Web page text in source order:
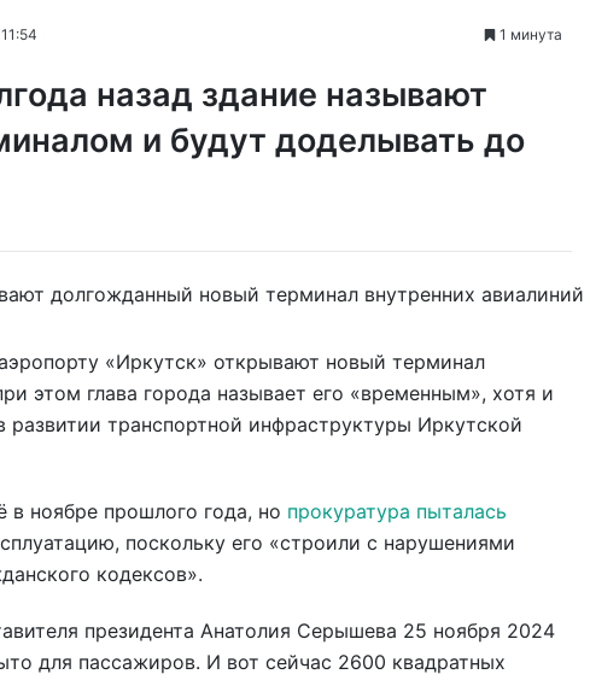
1 минута
назад здание называют
и будут доделывать до
«Иркутск» открывают новый терминал
этом глава города называет его «временным», хотя и
развитии транспортной инфраструктуры Иркутской
ноябре прошлого года, но прокуратура пыталась
поскольку его «строили с нарушениями
кодексов».
президента Анатолия Серышева 25 ноября 2024
для пассажиров. И вот сейчас 2600 квадратных